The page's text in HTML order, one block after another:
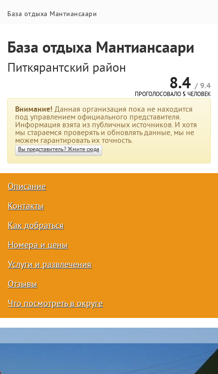
База отдыха Мантиансаари
База отдыха Мантиансаари
Питкярантский район
8.4 / 9.4
ПРОГОЛОСОВАЛО 5 ЧЕЛОВЕК
Внимание! Данная организация пока не находится
под управлением официального представителя.
Информация взята из публичных источников. И хотя
мы стараемся проверять и обновлять данные, мы не
можем гарантировать их точность.
Вы представитель? Жмите сюда
Описание
Контакты
Как добраться
Номера и цены
Услуги и развлечения
Отзывы
Что посмотреть в округе